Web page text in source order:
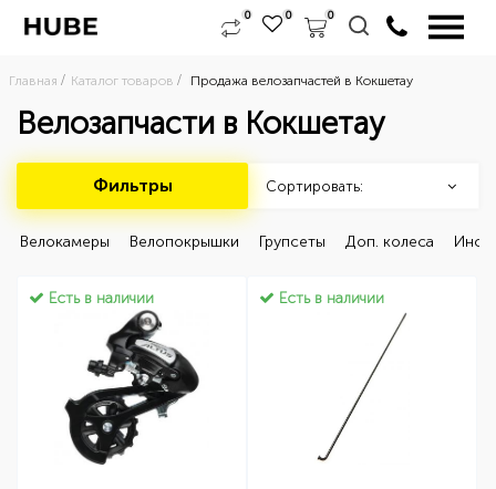
0 0 0
Главная Каталог товаров Продажа велозапчастей в Кокшетау
Велозапчасти в Кокшетау
Фильтры Сортировать:
Велокамеры Велопокрышки Групсеты Доп. колеса
Есть в наличии Есть в наличии